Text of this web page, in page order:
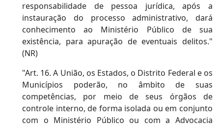
responsabilidade de pessoa jurídica, após a
instauração do processo administrativo, dará
conhecimento ao Ministério Público de sua
existência, para apuração de eventuais delitos."
(NR)
"Art. 16. A União, os Estados, o Distrito Federal e os
Municípios poderão, no âmbito de suas
competências, por meio de seus órgãos de
controle interno, de forma isolada ou em conjunto
com o Ministério Público ou com a Advocacia